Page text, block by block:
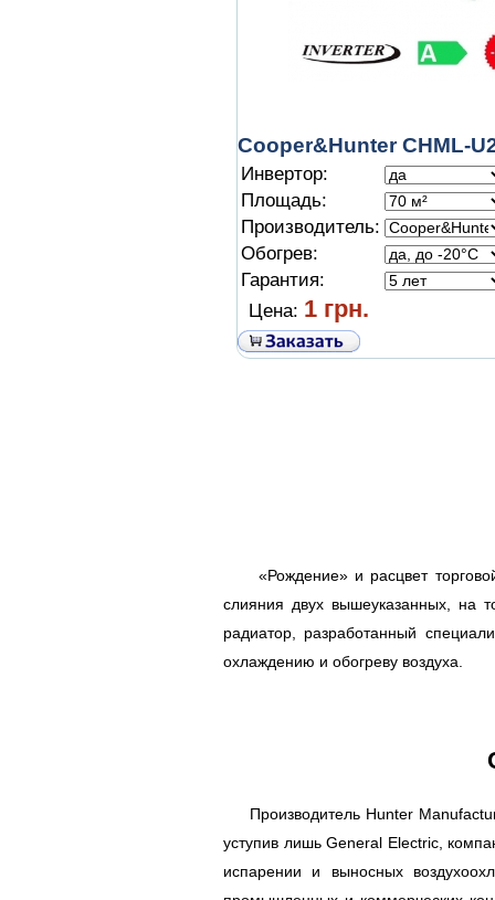
Cooper&Hunter CHML-
Инвертор:
Площадь:
Производитель:
Обогрев:
Гарантия:
Цена: 1 грн.
«Рождение» и расцвет торговой
слияния двух вышеуказанных, на
радиатор, разработанный
охлаждению и обогреву воздуха.
Производитель Hunter
уступив лишь General Electric,
испарении и выносных